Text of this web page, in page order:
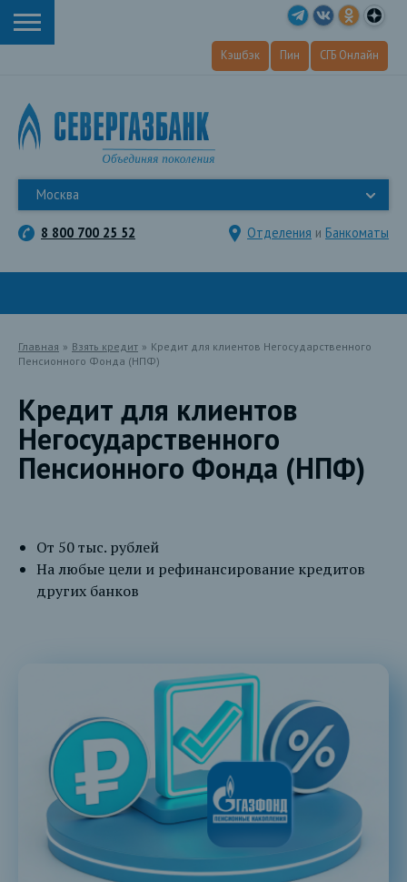
Кэшбэк Пин СГБ Онлайн
Москва
8 800 700 25 52 Отделения и Банкоматы
Главная » Взять кредит » Кредит для клиентов Негосударственного
Пенсионного Фонда (НПФ)
Кредит для клиентов
Негосударственного
Пенсионного Фонда (НПФ)
От 50 тыс. рублей
На любые цели и рефинансирование кредитов
других банков